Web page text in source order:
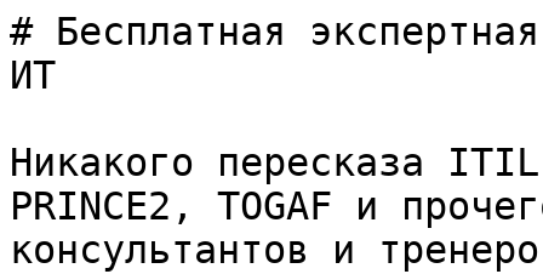
# Бесплатная
ИТ
Никакого пересказа
PRINCE2, TOGAF и
консультантов и